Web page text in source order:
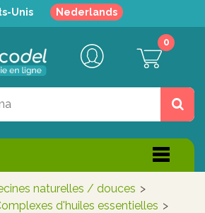
Unis Nederlands
0
naturelles / douces >
d'huiles essentielles >